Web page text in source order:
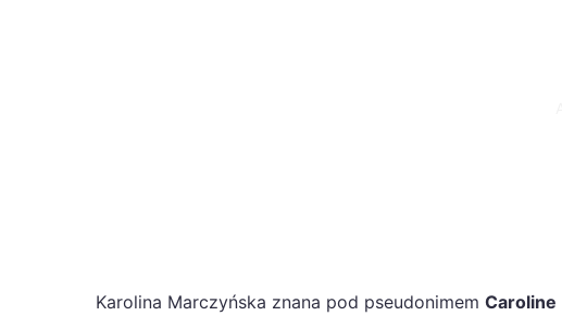
Karolina Marczyńska znana pod pseudonimem Caroline